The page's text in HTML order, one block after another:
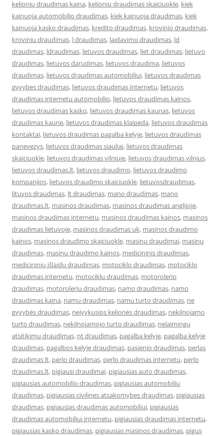
kelionių draudimas kaina, kelioniu draudimas skaiciuokle, kiek
kainuoja automobilio draudimas, kiek kainuoja draudimas, kiek
kainuoja kasko draudimas, kredito draudimas, krovinio draudimas,
kroviniu draudimas, l draudimas, laidavimo draudimas, ld
draudimas, ldraudimas, letuvos draudimas, liet draudimas, lietuvo
draudimas, lietuvos darudimas, lietuvos draudima, lietuvos
draudimas, lietuvos draudimas automobiliui, lietuvos draudimas
gyvybes draudimas, lietuvos draudimas internetu, lietuvos
draudimas internetu automobilio, lietuvos draudimas kainos,
lietuvos draudimas kasko, lietuvos draudimas kaunas, lietuvos
draudimas kaune, lietuvos draudimas klaipeda, lietuvos draudimas
kontaktai, lietuvos draudimas pagalba kelyje, lietuvos draudimas
panevezys, lietuvos draudimas siauliai, lietuvos draudimas
skaiciuokle, lietuvos draudimas vilniuje, lietuvos draudimas vilnius,
lietuvos draudimas.lt, lietuvos draudimo, lietuvos draudimo
kompanijos, lietuvos draudimo skaiciuokle, lietuvosdraudimas,
lituvos draudimas, lt draudimas, mano draudimas, mano
draudimas.lt, masinos draudimas, masinos draudimas anglijoje,
masinos draudimas internetu, masinos draudimas kainos, masinos
draudimas lietuvoje, masinos draudimas uk, masinos draudimo
kainos, masinos draudimo skaiciuokle, masinu draudimai, masinu
draudimas, masinu draudimo kainos, medicininis draudimas,
medicininių išlaidų draudimas, motociklo draudimas, motociklo
draudimas internetu, motociklu draudimas, motorolerio
draudimas, motoroleriu draudimas, namo draudimas, namo
draudimas kaina, namu draudimas, namu turto draudimas, ne
gyvybės draudimas, neįvykusios kelionės draudimas, nekilnojamo
turto draudimas, nekilnojamojo turto draudimas, nelaimingų
atsitikimų draudimas, nt draudimas, pagalba kelyje, pagalba kelyje
draudimas, pagalbos kelyje draudimas, pasienio draudimas, perlas
draudimas lt, perlo draudimas, perlo draudimas internetu, perlo
draudimas.lt, pigiausi draudimai, pigiausias auto draudimas,
pigiausias automobilio draudimas, pigiausias automobiliu
draudimas, pigiausias civilines atsakomybes draudimas, pigiausias
draudimas, pigiausias draudimas automobiliui, pigiausias
draudimas automobiliui internetu, pigiausias draudimas internetu,
pigiausias kasko draudimas, pigiausias masinos draudimas, pigus